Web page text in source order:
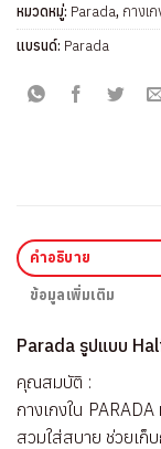
หมวดหมู่: Parada, กางเก
แบรนด์: Parada
คำอธิบาย
ข้อมูลเพิ่มเติม
Parada รูปแบบ
คุณสมบัติ :
กางเกงใน
สวมใส่สบาย ช่วยเก็